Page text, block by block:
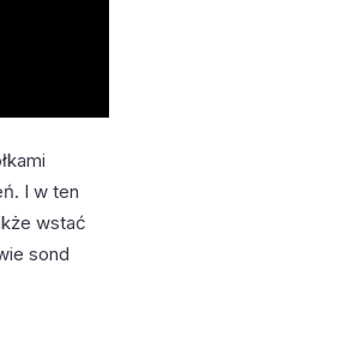
I w ten
wstać
sond